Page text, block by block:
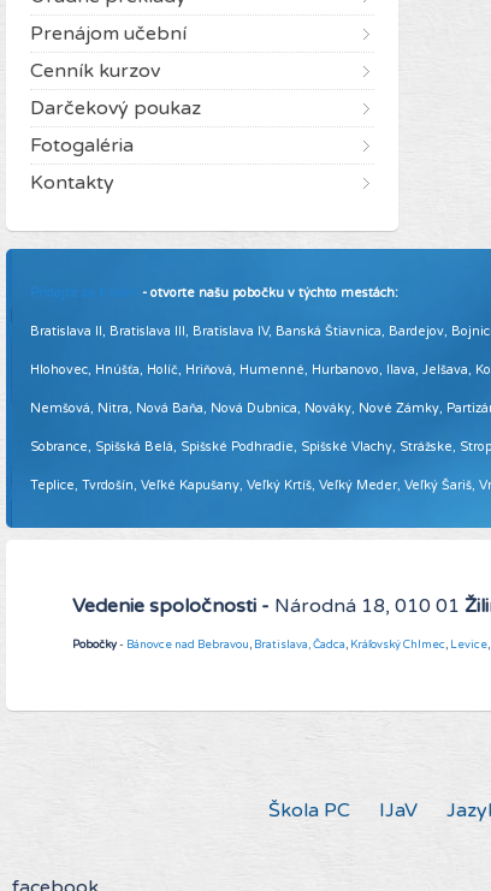
Prenájom učební
Cenník kurzov
Darčekový poukaz
Fotogaléria
Kontakty
Pridajte sa k nám - otvorte našu pobočku v týchto mestách:
Bratislava II, Bratislava III, Bratislava IV, Banská Štiavnica, Bardejov,
Hlohovec, Hnúšťa, Holíč, Hriňová, Humenné, Hurbanovo, Ilava, Jelšava,
Nemšová, Nitra, Nová Baňa, Nová Dubnica, Nováky, Nové Zámky,
Sobrance, Spišská Belá, Spišské Podhradie, Spišské Vlachy, Strážske,
Teplice, Tvrdošín, Veľké Kapušany, Veľký Krtíš, Veľký Meder, Veľký Šariš,
Vedenie spoločnosti - Národná 18, 010 01
Pobočky- Bánovce nad Bebravou, Bratislava,Čadca, Kráľovský Chlmec, Levice,
Škola PC IJaV